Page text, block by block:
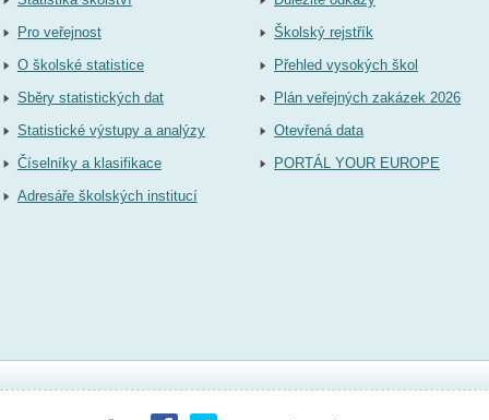
Pro veřejnost
O školské statistice
Sběry statistických dat
Statistické výstupy a analýzy
Číselníky a klasifikace
Adresáře školských institucí
Školský rejstřík
Přehled vysokých škol
Plán veřejných zakázek 2026
Otevřená data
PORTÁL YOUR EUROPE